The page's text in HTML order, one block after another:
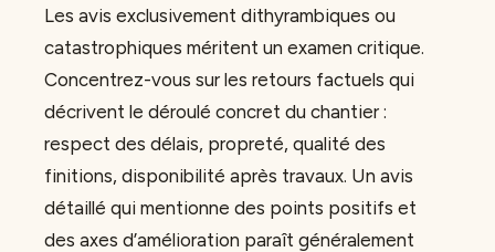
Les avis exclusivement dithyrambiques ou
catastrophiques méritent un examen critique.
Concentrez-vous sur les retours factuels qui
décrivent le déroulé concret du chantier :
respect des délais, propreté, qualité des
finitions, disponibilité après travaux. Un avis
détaillé qui mentionne des points positifs et
des axes d’amélioration paraît généralement